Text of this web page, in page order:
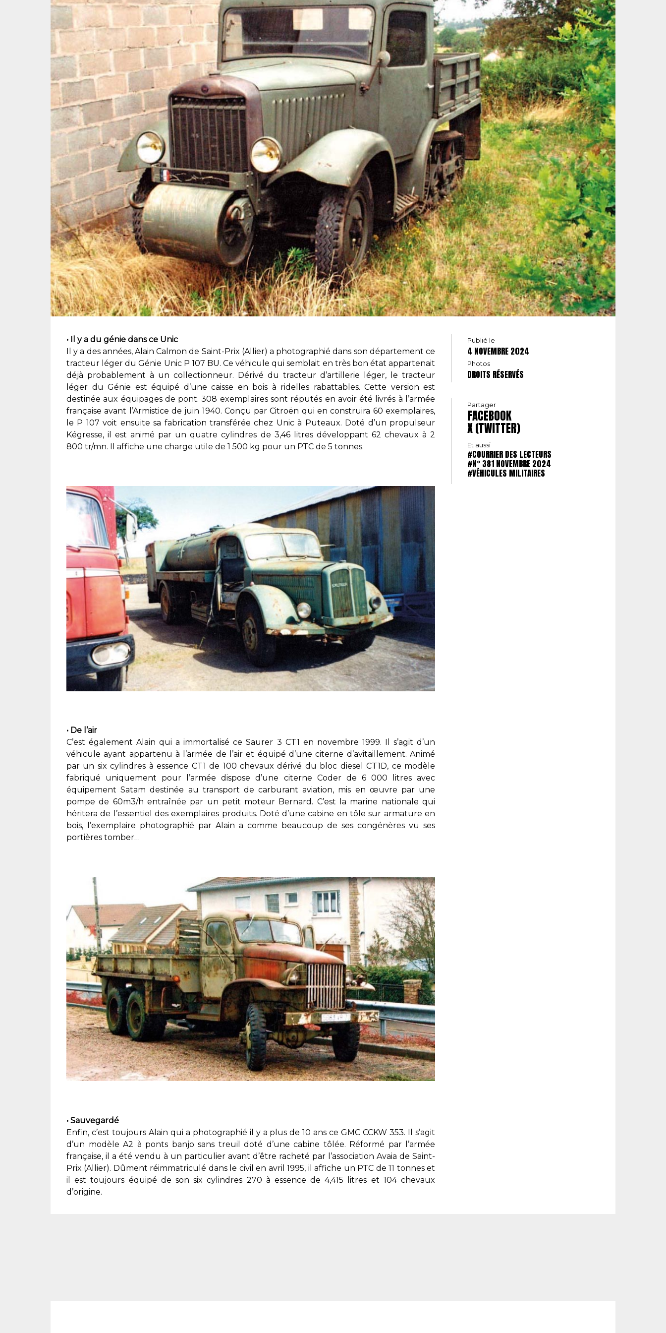
• Il y a du génie dans ce Unic
Il y a des années, Alain Calmon de Saint-Prix (Allier) a photographié dans son département ce
tracteur léger du Génie Unic P 107 BU. Ce véhicule qui semblait en très bon état appartenait
déjà probablement à un collectionneur. Dérivé du tracteur d’artillerie léger, le tracteur
léger du Génie est équipé d’une caisse en bois à ridelles rabattables. Cette version est
destinée aux équipages de pont. 308 exemplaires sont réputés en avoir été livrés à l’armée
française avant l’Armistice de juin 1940. Conçu par Citroën qui en construira 60 exemplaires,
le P 107 voit ensuite sa fabrication transférée chez Unic à Puteaux. Doté d’un propulseur
Kégresse, il est animé par un quatre cylindres de 3,46 litres développant 62 chevaux à 2
800 tr/mn. Il affiche une charge utile de 1 500 kg pour un PTC de 5 tonnes.
• De l’air
C’est également Alain qui a immortalisé ce Saurer 3 CT1 en novembre 1999. Il s’agit d’un
véhicule ayant appartenu à l’armée de l’air et équipé d’une citerne d’avitaillement. Animé
par un six cylindres à essence CT1 de 100 chevaux dérivé du bloc diesel CT1D, ce modèle
fabriqué uniquement pour l’armée dispose d’une citerne Coder de 6 000 litres avec
équipement Satam destinée au transport de carburant aviation, mis en œuvre par une
pompe de 60m3/h entraînée par un petit moteur Bernard. C’est la marine nationale qui
héritera de l’essentiel des exemplaires produits. Doté d’une cabine en tôle sur armature en
bois, l’exemplaire photographié par Alain a comme beaucoup de ses congénères vu ses
portières tomber…
• Sauvegardé
Enfin, c’est toujours Alain qui a photographié il y a plus de 10 ans ce GMC CCKW 353. Il s’agit
d’un modèle A2 à ponts banjo sans treuil doté d’une cabine tôlée. Réformé par l’armée
française, il a été vendu à un particulier avant d’être racheté par l’association Avaia de Saint-
Prix (Allier). Dûment réimmatriculé dans le civil en avril 1995, il affiche un PTC de 11 tonnes et
il est toujours équipé de son six cylindres 270 à essence de 4,415 litres et 104 chevaux
d’origine.
Publié le
4 NOVEMBRE 2024
Photos
DROITS RÉSERVÉS
Partager
FACEBOOK
X (TWITTER)
Et aussi
#COURRIER DES LECTEURS
#N° 381 NOVEMBRE 2024
#VÉHICULES MILITAIRES